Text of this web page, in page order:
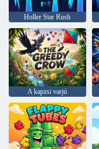
Holler Star Rush
A kapzsi varjú